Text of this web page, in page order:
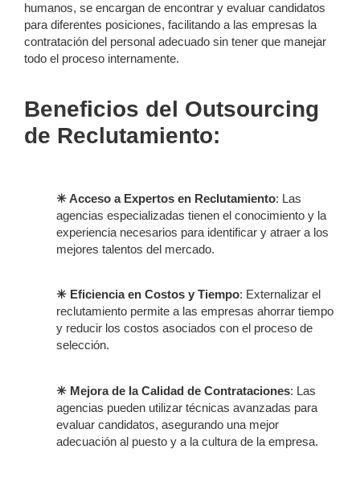
humanos, se encargan de encontrar y evaluar candidatos
para diferentes posiciones, facilitando a las empresas la
contratación del personal adecuado sin tener que manejar
todo el proceso internamente.
Beneficios del Outsourcing
de Reclutamiento:
✳ Acceso a Expertos en Reclutamiento: Las
agencias especializadas tienen el conocimiento y la
experiencia necesarios para identificar y atraer a los
mejores talentos del mercado.
✳ Eficiencia en Costos y Tiempo: Externalizar el
reclutamiento permite a las empresas ahorrar tiempo
y reducir los costos asociados con el proceso de
selección.
✳ Mejora de la Calidad de Contrataciones: Las
agencias pueden utilizar técnicas avanzadas para
evaluar candidatos, asegurando una mejor
adecuación al puesto y a la cultura de la empresa.